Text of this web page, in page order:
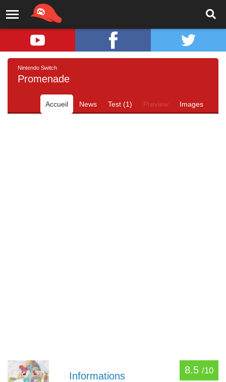
Nintendo Switch
Promenade
Accueil News Test (1) Preview Images
8.5 /10
Informations